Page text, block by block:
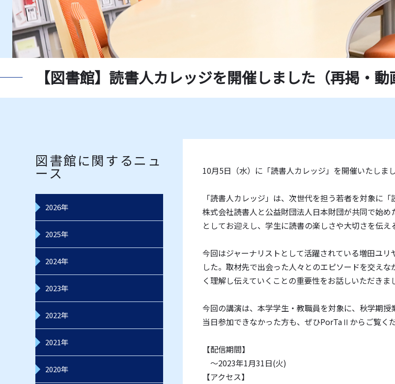
指定書一覧
データベース一覧
【図書館】読書人カレッジを開催しました（再掲・動
図書館に関するニュ
ース
2026年
2025年
2024年
2023年
2022年
2021年
2020年
10月5日（水）に「読書人カレッジ」を開催いたしまし
「読書人カレッジ」は、次世代を担う若者を対象に
株式会社読書人と公益財団法人日本財団が共同で始
としてお迎えし、学生に読書の楽しさや大切さを伝
今回はジャーナリストとして活躍されている増田ユ
した。取材先で出会った人々とのエピソードを交え
く理解し伝えていくことの重要性をお話しいただきま
今回の講演は、本学学生・教職員を対象に、秋学期授
当日参加できなかった方も、ぜひPorTaⅡからご覧くだ
【配信期間】
～2023年1月31日(火)
【アクセス】